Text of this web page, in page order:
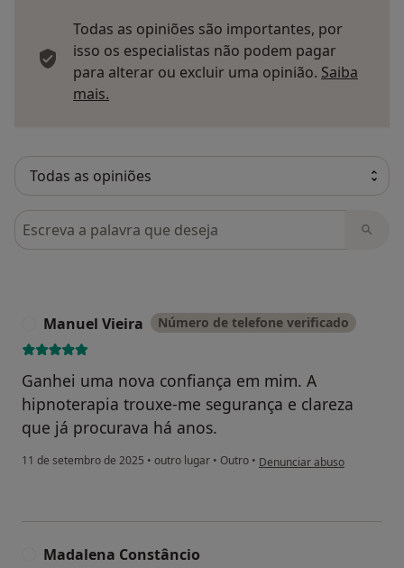
Todas as opiniões são importantes, por
isso os especialistas não podem pagar
para alterar ou excluir uma opinião. Saiba
mais.
Pesquisar em opiniões
Manuel Vieira Número de telefone verificado
Ganhei uma nova confiança em mim. A
hipnoterapia trouxe-me segurança e clareza
que já procurava há anos.
11 de setembro de 2025 • outro lugar • Outro • na opinião do utilizador
Denunciar abuso
Madalena Constâncio